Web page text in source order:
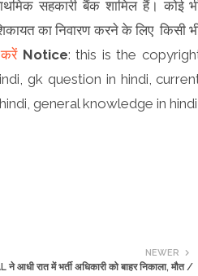
सहकारी बैंक शामिल हैं। कोई
का निवारण करने के लिए किसी
Notice: this is the
gk question in hindi,
general knowledge in
NEWER
आधी रात में भर्ती अधिकारी को बाहर निकाला, मौत /